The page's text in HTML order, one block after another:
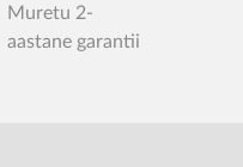
Muretu 2-
aastane garantii